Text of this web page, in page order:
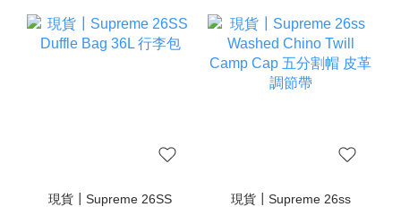
現貨┃Supreme 26SS
現貨┃Supreme 26ss